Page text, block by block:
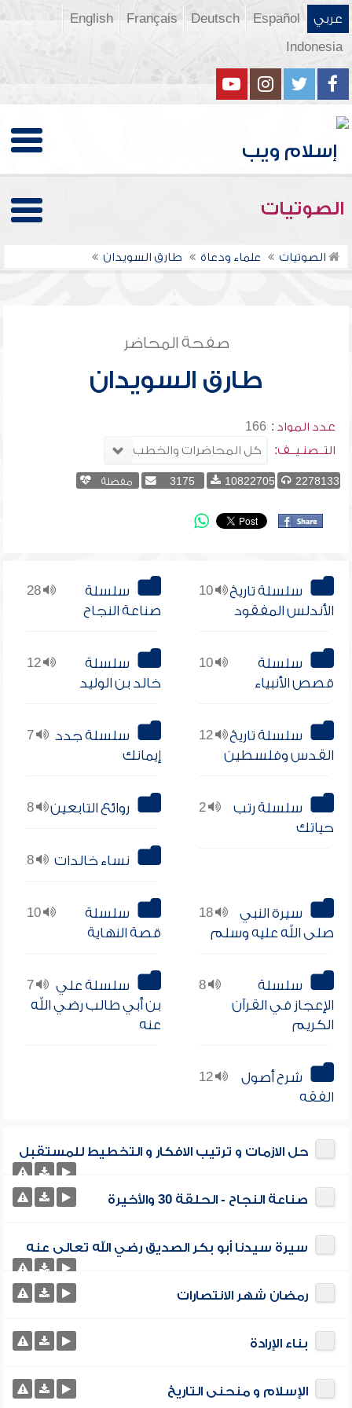
عربي Español
Deutsch
Français
English
Indonesia
الصوتيات
الصوتيات علماء ودعاة طارق السويدان
صفحة المحاضر
طارق السويدان
عدد المواد : 166
التــصنـيــف:
2278133
10822705
3175 مفضلة
10
سلسلة تاريخ
الأندلس المفقود
28
سلسلة
صناعة النجاح
10
سلسلة
قصص الأنبياء
12
سلسلة
خالد بن الوليد
12
سلسلة تاريخ
القدس وفلسطين
7
سلسلة جدد
إيمانك
2
سلسلة رتب
حياتك
8 روائع التابعين
8 نساء خالدات
18
سيرة النبي
صلى الله عليه وسلم
10
سلسلة
قصة النهاية
8
سلسلة
الإعجاز في القرآن
الكريم
7
سلسلة علي
بن أبي طالب رضي الله
عنه
12
شرح أصول
الفقه
حل الازمات و ترتيب الافكار و التخطيط للمستقبل
صناعة النجاح - الحلقة 30 والأخيرة
سيرة سيدنا أبو بكر الصديق رضي الله تعالى عنه
رمضان شهر الانتصارات
بناء الإرادة
الإسلام و منحنى التاريخ